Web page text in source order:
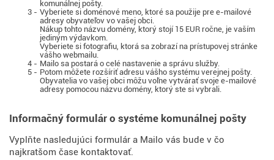
komunálnej pošty.
3 - Vyberiete si doménové meno, ktoré sa použije pre e-mailové
adresy obyvateľov vo vašej obci.
Nákup tohto názvu domény, ktorý stojí 15 EUR ročne, je vaším
jediným výdavkom.
Vyberiete si fotografiu, ktorá sa zobrazí na prístupovej stránke
vášho webmailu.
4 - Mailo sa postará o celé nastavenie a správu služby.
5 - Potom môžete rozšíriť adresu vášho systému verejnej pošty.
Obyvatelia vo vašej obci môžu voľne vytvárať svoje e-mailové
adresy pomocou názvu domény, ktorý ste si vybrali.
Informačný formulár o systéme komunálnej pošty
Vyplňte nasledujúci formulár a Mailo vás bude v čo
najkratšom čase kontaktovať.